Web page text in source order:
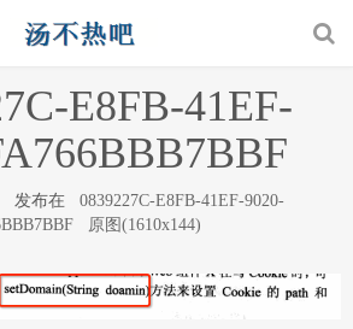
E8FB-41EF-
发布在 0839227C-E8FB-41EF-9020-
原图(1610x144)